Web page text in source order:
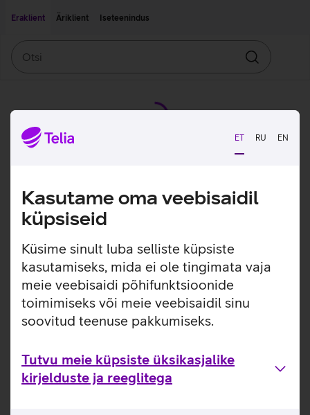
ET RU EN
Kasutame oma veebisaidil
küpsiseid
Küsime sinult luba selliste küpsiste
kasutamiseks, mida ei ole tingimata vaja
meie veebisaidi põhifunktsioonide
toimimiseks või meie veebisaidil sinu
soovitud teenuse pakkumiseks.
Tutvu meie küpsiste üksikasjalike
kirjelduste ja reeglitega
Eraklient
Äriklient Iseteenindus
Otsin